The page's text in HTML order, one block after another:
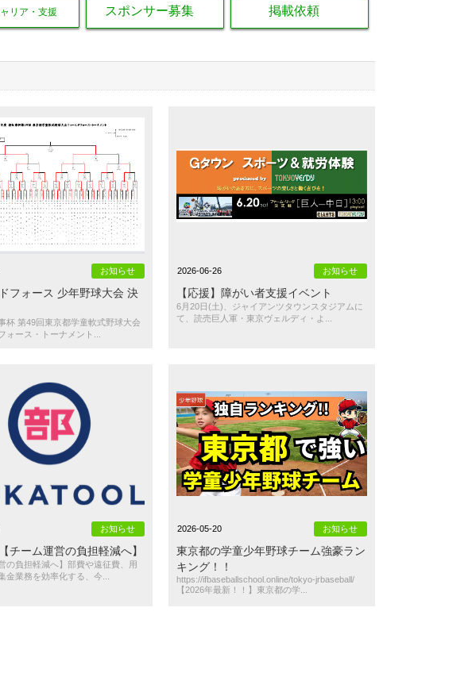
リア・支援 スポンサー募集 掲載依頼
お知らせ
フォース 少年野球大会 決
杯 第49回東京都学童軟式野球大会
ォース・トーナメント...
2026-06-26 お知らせ
【応援】障がい者支援イベント
6月20日(土)、ジャイアンツタウンスタジアムに
て、読売巨人軍・東京ヴェルディ・よ...
お知らせ
チーム運営の負担軽減へ】
の負担軽減へ】部費や遠征費、用
金業務を効率化する、今...
2026-05-20 お知らせ
東京都の学童少年野球チーム強豪ラン
キング！！
https://ifbaseballschool.online/tokyo-jrbaseball/
【2026年最新！！】東京都の学...